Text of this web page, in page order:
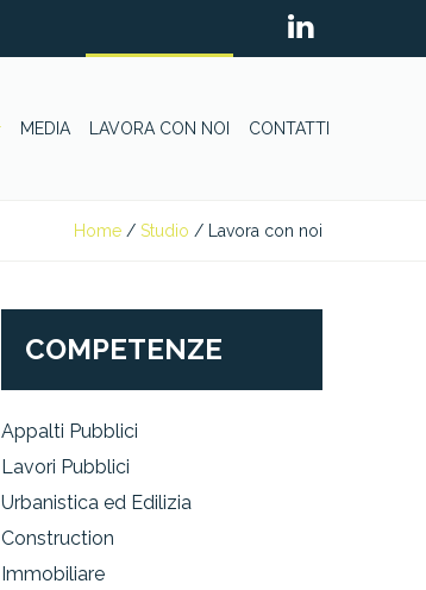
MEDIA LAVORA CON NOI CONTATTI
Home / Studio / Lavora con noi
COMPETENZE
Appalti Pubblici
Lavori Pubblici
Urbanistica ed Edilizia
Construction
Immobiliare